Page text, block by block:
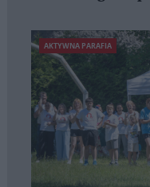
AKTYWNA PARAFIA